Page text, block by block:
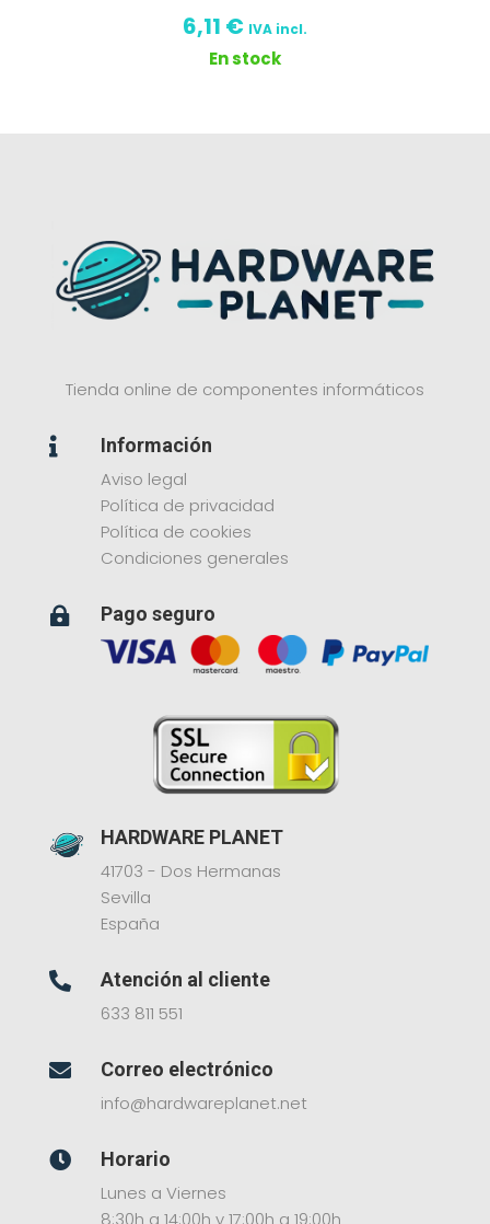
6,11 € IVA incl.
En stock
Tienda online de componentes informáticos

Información
Aviso legal
Política de privacidad
Política de cookies
Condiciones generales
 Pago seguro
HARDWARE PLANET
41703 - Dos Hermanas
Sevilla
España

Atención al cliente
633 811 551

Correo electrónico
info@hardwareplanet.net

Horario
Lunes a Viernes